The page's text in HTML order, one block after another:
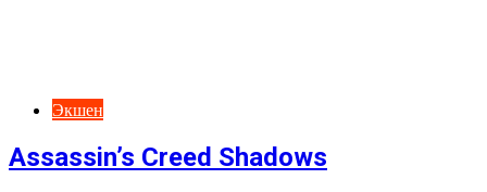
Экшен
Assassin’s Creed Shadows